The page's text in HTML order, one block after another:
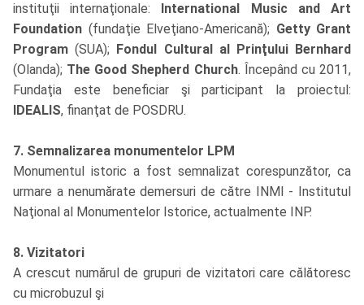
instituţii internaţionale:
International Music and Art
Foundation (fundaţie Elveţiano-Americană); Getty Grant
Program (SUA); Fondul Cultural al Prinţului Bernhard
(Olanda); The Good Shepherd Church. Începând cu 2011,
Fundaţia este beneficiar şi participant la proiectul:
IDEALIS, finanţat de POSDRU.
7. Semnalizarea monumentelor LPM
Monumentul istoric a fost semnalizat corespunzător, ca
urmare a nenumărate demersuri de către INMI - Institutul
Naţional al Monumentelor Istorice, actualmente INP.
8. Vizitatori
A crescut numărul de grupuri de vizitatori care călătoresc
cu microbuzul şi